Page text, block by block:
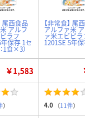
尾西食品
アルフ
ラフ
保存 1セ
1食×3）
【非常食】 尾
アルファ米
ァ米エビピラ
1201SE 5年
￥1,583
） 4.0 （11件）